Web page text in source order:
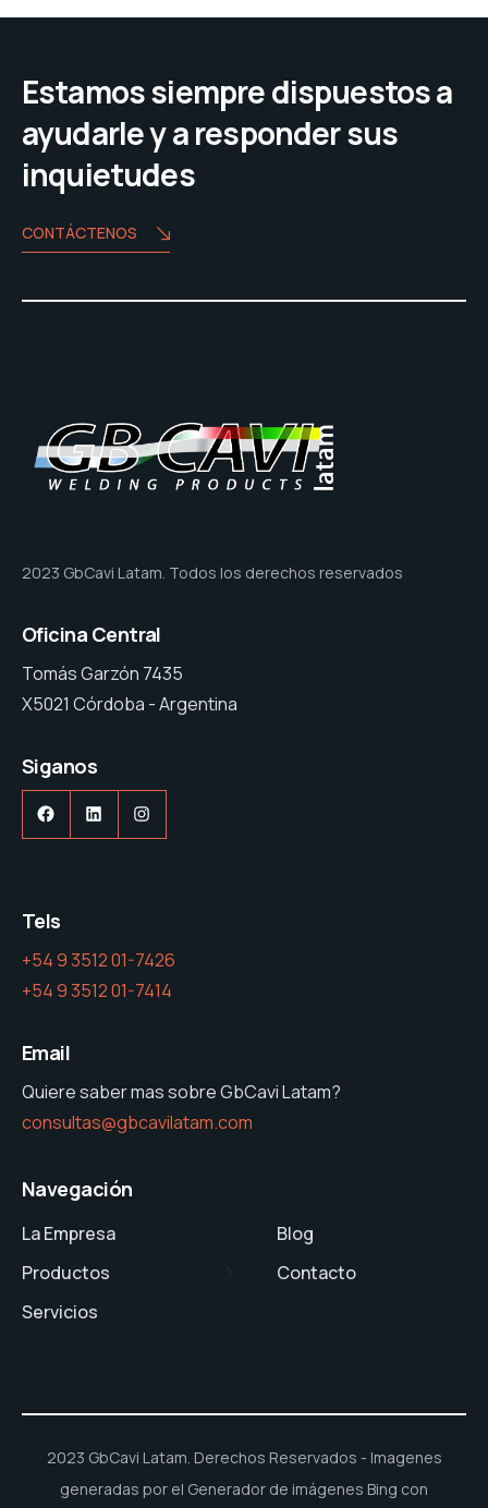
Estamos siempre dispuestos a
ayudarle y a responder sus
inquietudes
CONTÁCTENOS
2023 GbCavi Latam. Todos los derechos reservados
Oficina Central
Tomás Garzón 7435
X5021 Córdoba - Argentina
Siganos
Facebook
LinkedInInstagram
Tels
+54 9 3512 01-7426
+54 9 3512 01-7414
Email
Quiere saber mas sobre GbCavi Latam?
consultas@gbcavilatam.com
Navegación
La Empresa
Productos
Servicios
Blog
Contacto
2023 GbCavi Latam. Derechos Reservados - Imagenes
generadas por el Generador de imágenes Bing con